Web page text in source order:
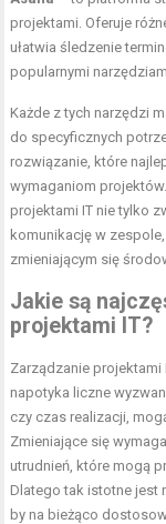
projektami. Oferuje
ułatwia śledzenie
popularnymi
Każde z tych narzędzi
do specyficznych
rozwiązanie, które
wymaganiom
projektami IT nie tylko
komunikację w
zmieniającym się
Jakie są
projektami IT?
Zarządzanie
napotyka liczne
czy czas realizacji,
Zmieniające się
utrudnień, które mogą
Dlatego tak istotne jest
by na bieżąco